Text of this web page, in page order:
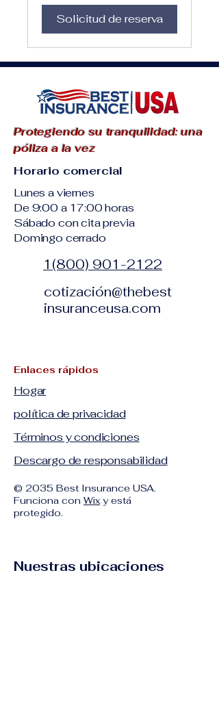
Solicitud de reserva
Protegiendo su tranquilidad: una
póliza a la vez
Horario comercial
Lunes a viernes
De 9:00 a 17:00 horas
Sábado con cita previa
Domingo cerrado
1(800) 901-2122
cotización@thebest
insuranceusa.com
Enlaces rápidos
Hogar
política de privacidad
Términos y condiciones
Descargo de responsabilidad
© 2035 Best Insurance USA.
Funciona con Wix y está
protegido.
Nuestras ubicaciones